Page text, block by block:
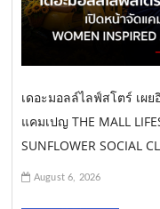
เดอะมอลล์ไลฟ์สโตร์ เผ
แคมเปญ THE MALL
SUNFLOWER SOCIAL
August 6, 2026